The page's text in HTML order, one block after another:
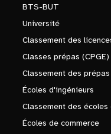
BTS-BUT
Université
Classement des
Classes prépas (CPGE)
Classement des prépas
Écoles d'ingénieurs
Classement des écoles
Écoles de commerce